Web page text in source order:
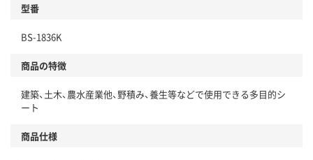
型番
BS-1836K
商品の特徴
建築、土木、農水産業他、野積み、養生等などで使用できる多目的シ
ート
商品仕様